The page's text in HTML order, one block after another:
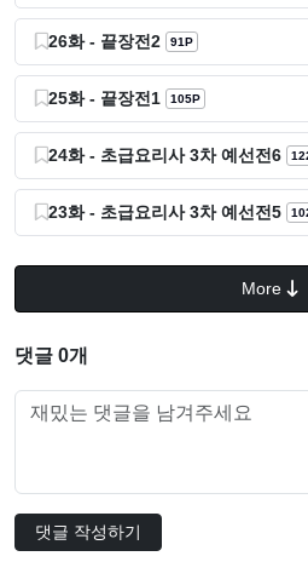
26화 - 끝장전2 91P
25화 - 끝장전1 105P
24화 - 초급요리사 3차 예선전6
23화 - 초급요리사 3차 예선전5
More
댓글 0개
댓글 작성하기